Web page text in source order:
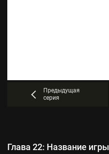
Предыдущая
серия
Глава 22: Название игры